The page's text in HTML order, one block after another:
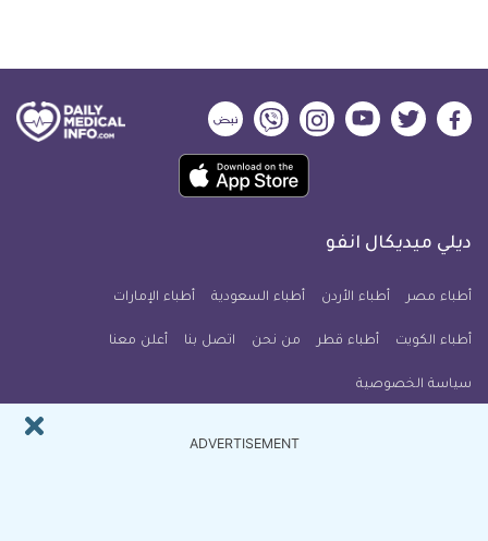
ديلي
فيسبوك
ديلي
تويتر
ديلي
ميديكال
يوتيوب
ديلي
ميديكال
انفو
ديلي
ميديكال
انفو
ديلي
ميديكال
انفو
حمل
تطبيق
معلومة
للآيفون
ديلي ميديكال انفو
أطباء مصر أطباء الأردن أطباء السعودية أطباء الإمارات
أطباء الكويت أطباء قطر من نحن اتصل بنا أعلن معنا
سياسة الخصوصية
ADVERTISEMENT